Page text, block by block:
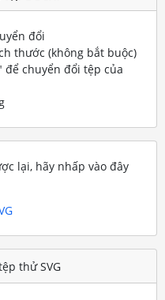
đổi
thước (không bắt buộc)
để chuyển đổi tệp của
lại, hãy nhấp vào đây
thử SVG